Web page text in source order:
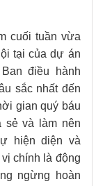
cuối tuần vừa
tại của dự án
điều hành
sắc nhất đến
gian quý báu
sẻ và làm nên
hiện diện và
chính là động
ngừng hoàn